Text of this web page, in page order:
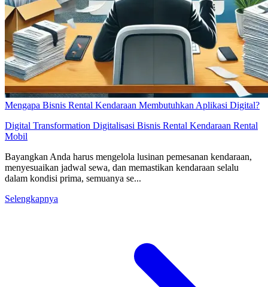
Mengapa Bisnis Rental Kendaraan Membutuhkan Aplikasi Digital?
Digital Transformation Digitalisasi Bisnis Rental Kendaraan Rental
Mobil
Bayangkan Anda harus mengelola lusinan pemesanan kendaraan,
menyesuaikan jadwal sewa, dan memastikan kendaraan selalu
dalam kondisi prima, semuanya se...
Selengkapnya